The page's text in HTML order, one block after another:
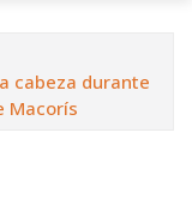
cabeza durante
Macorís